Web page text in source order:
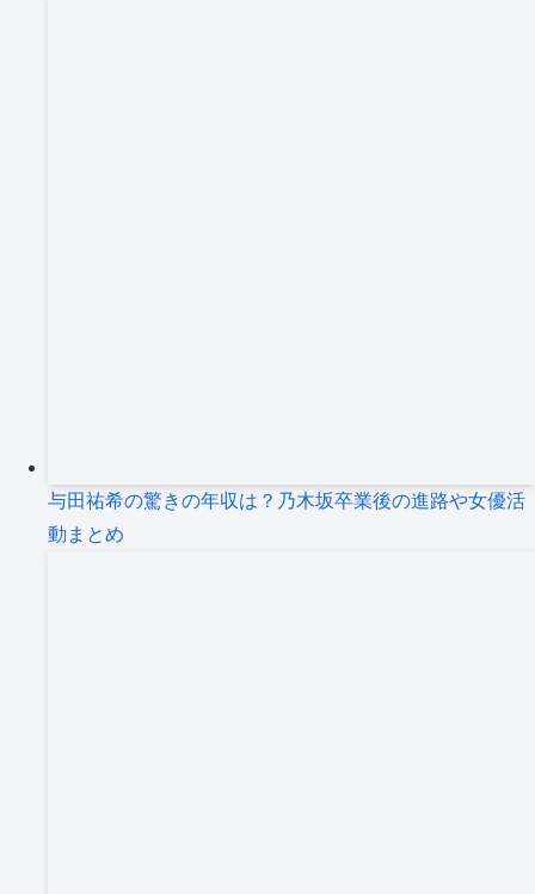
与田祐希の驚きの年収は？乃木坂卒業後の進路や女優活
動まとめ